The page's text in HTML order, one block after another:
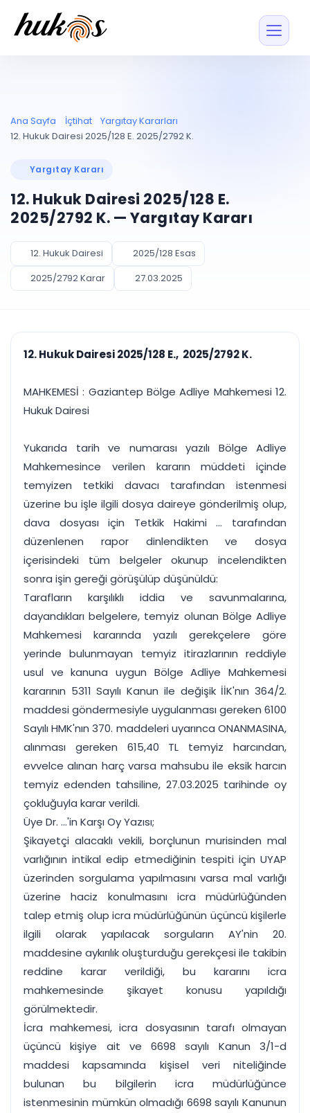
Entegrasyonu
UYAP ile otomatik
UYAP Evrak
Entegrasyonu
UETS Entegrasyonu
Tebligatları anında
Müvekkil ve taraf
Vekalet
PLANLAMA & TAKİP
Pano ve Takip
Duruşma ve görev
takvimi
Bildirim
Süreleri asla kaçırmayın
takibi
rapor
UYAP & UETS entegrasyonundan finansa, hepsi bir arada.
Tüm özellikleri inceleyin Ücretsiz Başlayın
Blog
Ücretsiz Başlayın Giriş Yap
Ana Sayfa İçtihat
Yargıtay Kararları
12. Hukuk Dairesi 2025/128 E. 2025/2792 K.
Yargıtay Kararı
12. Hukuk Dairesi 2025/128 E.
2025/2792 K. — Yargıtay Kararı
12. Hukuk Dairesi
2025/128 Esas
2025/2792 Karar
27.03.2025
12. Hukuk Dairesi 2025/128 E., 2025/2792 K.
MAHKEMESİ : Gaziantep Bölge Adliye Mahkemesi 12.
Hukuk Dairesi
Yukarıda tarih ve numarası yazılı Bölge Adliye
Mahkemesince verilen kararın müddeti içinde
temyizen tetkiki davacı tarafından istenmesi
üzerine bu işle ilgili dosya daireye gönderilmiş olup,
dava dosyası için Tetkik Hakimi ... tarafından
düzenlenen rapor dinlendikten ve dosya
içerisindeki tüm belgeler okunup incelendikten
sonra işin gereği görüşülüp düşünüldü:
Tarafların karşılıklı iddia ve savunmalarına,
dayandıkları belgelere, temyiz olunan Bölge Adliye
Mahkemesi kararında yazılı gerekçelere göre
yerinde bulunmayan temyiz itirazlarının reddiyle
usul ve kanuna uygun Bölge Adliye Mahkemesi
kararının 5311 Sayılı Kanun ile değişik İİK'nın 364/2.
maddesi göndermesiyle uygulanması gereken 6100
Sayılı HMK'nın 370. maddeleri uyarınca ONANMASINA,
alınması gereken 615,40 TL temyiz harcından,
evvelce alınan harç varsa mahsubu ile eksik harcın
temyiz edenden tahsiline, 27.03.2025 tarihinde oy
çokluğuyla karar verildi.
Üye Dr. ...'in Karşı Oy Yazısı;
Şikayetçi alacaklı vekili, borçlunun murisinden mal
varlığının intikal edip etmediğinin tespiti için UYAP
üzerinden sorgulama yapılmasını varsa mal varlığı
üzerine haciz konulmasını icra müdürlüğünden
talep etmiş olup icra müdürlüğünün üçüncü kişilerle
ilgili olarak yapılacak sorguların AY'nin 20.
maddesine aykırılık oluşturduğu gerekçesi ile takibin
reddine karar verildiği, bu kararını icra
mahkemesinde şikayet konusu yapıldığı
görülmektedir.
İcra mahkemesi, icra dosyasının tarafı olmayan
üçüncü kişiye ait ve 6698 sayılı Kanun 3/1-d
maddesi kapsamında kişisel veri niteliğinde
bulunan bu bilgilerin icra müdürlüğünce
istenmesinin mümkün olmadığı 6698 sayılı Kanunun